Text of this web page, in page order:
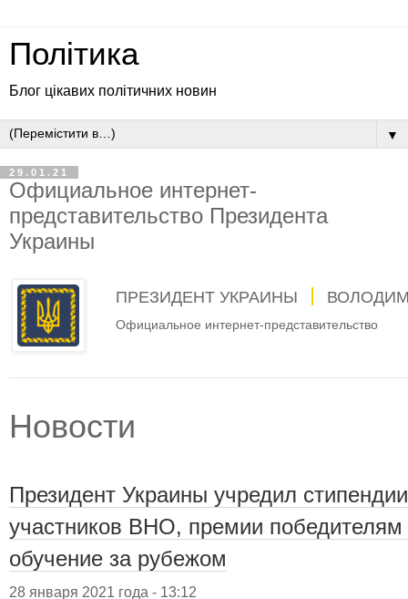
Політика
Блог цікавих політичних новин
▼
29.01.21
Официальное интернет-
представительство Президента
Украины
ПРЕЗИДЕНТ УКРАИНЫ
Официальное интернет-представительство
Новости
Президент Украины учредил
участников ВНО, премии
обучение за рубежом
28 января 2021 года - 13:12